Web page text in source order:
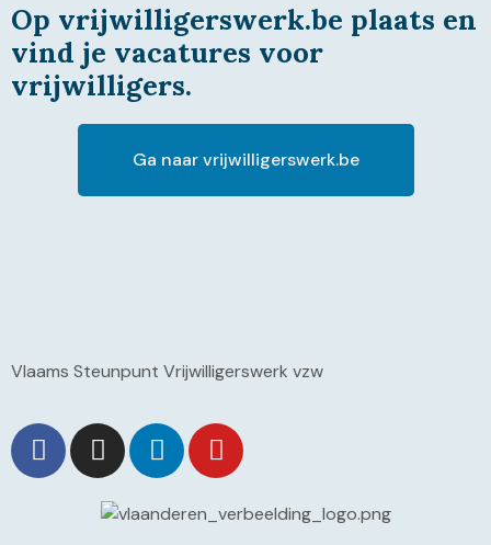
Op vrijwilligerswerk.be plaats en
vind je vacatures voor
vrijwilligers.
Ga naar vrijwilligerswerk.be
Vlaams Steunpunt Vrijwilligerswerk vzw